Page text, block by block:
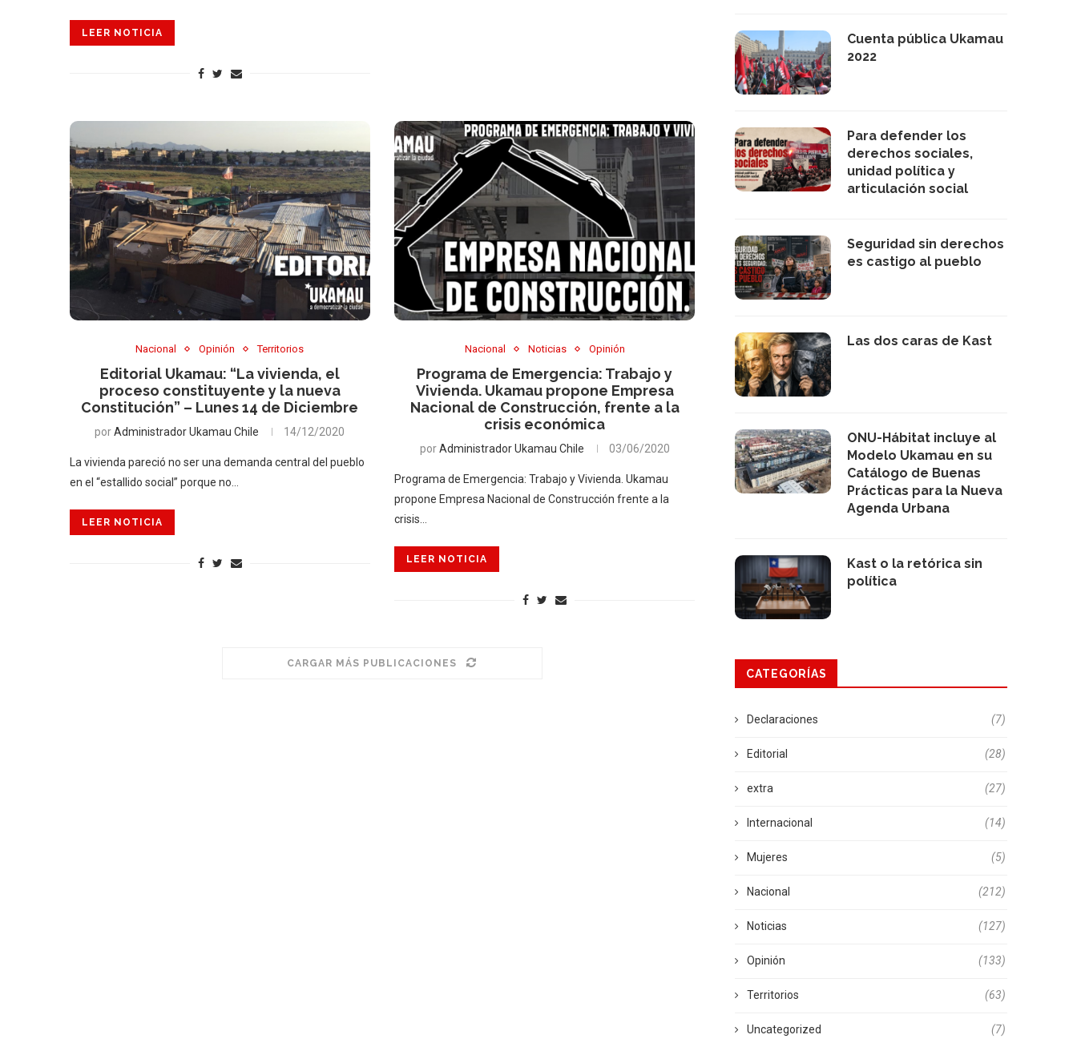
LEER NOTICIA
Nacional Opinión Territorios
Editorial Ukamau: “La vivienda, el
proceso constituyente y la nueva
Constitución” – Lunes 14 de Diciembre
porAdministrador Ukamau Chile 14/12/2020
La vivienda pareció no ser una demanda central del pueblo
en el “estallido social” porque no…
LEER NOTICIA
Nacional Noticias Opinión
Programa de Emergencia: Trabajo y
Vivienda. Ukamau propone Empresa
Nacional de Construcción, frente a la
crisis económica
porAdministrador Ukamau Chile 03/06/2020
Programa de Emergencia: Trabajo y Vivienda. Ukamau
propone Empresa Nacional de Construcción frente a la
crisis…
LEER NOTICIA
CARGAR MÁS PUBLICACIONES
Cuenta pública Ukamau
2022
Para defender los
derechos sociales,
unidad política y
articulación social
Seguridad sin derechos
es castigo al pueblo
Las dos caras de Kast
ONU-Hábitat incluye al
Modelo Ukamau en su
Catálogo de Buenas
Prácticas para la Nueva
Agenda Urbana
Kast o la retórica sin
política
CATEGORÍAS
Declaraciones (7)
Editorial (28)
extra (27)
Internacional (14)
Mujeres (5)
Nacional (212)
Noticias (127)
Opinión (133)
Territorios (63)
Uncategorized (7)